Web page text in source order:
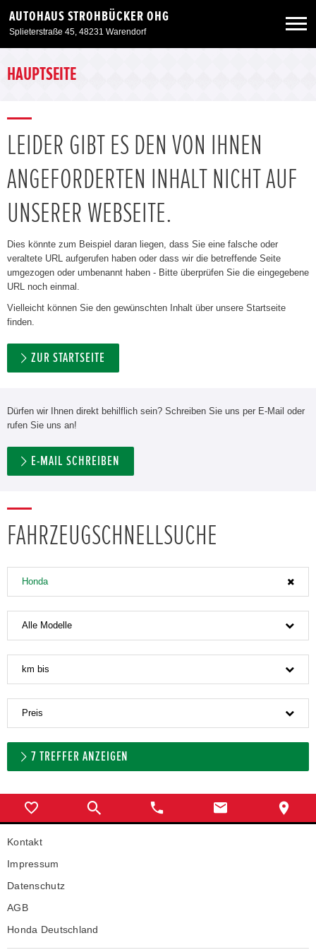
AUTOHAUS STROHBÜCKER OHG
Splieterstraße 45, 48231 Warendorf
Neuwagen
Angebote
Unser Autohaus
HAUPTSEITE
LEIDER GIBT ES DEN VON IHNEN
ANGEFORDERTEN INHALT NICHT AUF
UNSERER WEBSEITE.
Dies könnte zum Beispiel daran liegen, dass Sie eine falsche oder
veraltete URL aufgerufen haben oder dass wir die betreffende Seite
umgezogen oder umbenannt haben - Bitte überprüfen Sie die eingegebene
URL noch einmal.
Vielleicht können Sie den gewünschten Inhalt über unsere Startseite
finden.
ZUR STARTSEITE
Dürfen wir Ihnen direkt behilflich sein? Schreiben Sie uns per E-Mail oder
rufen Sie uns an!
E-MAIL SCHREIBEN
FAHRZEUGSCHNELLSUCHE
Honda
Alle Modelle
km bis
Preis
7 TREFFER ANZEIGEN
Kontakt
Impressum
Datenschutz
AGB
Honda Deutschland